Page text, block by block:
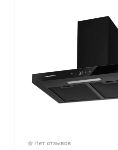
Нет отзывов